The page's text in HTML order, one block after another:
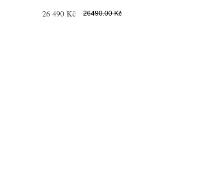
26 490 Kč 26490.00 Kč